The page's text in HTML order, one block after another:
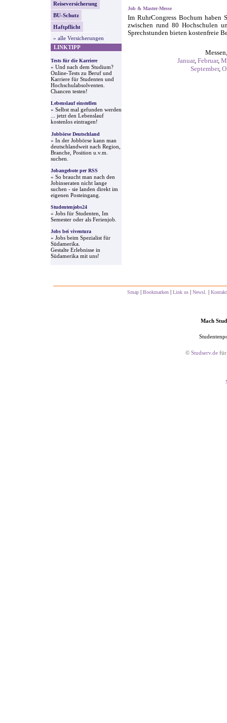
Reiseversicherung
BU-Schutz
Haftpflicht
» alle Versicherungen
LINKTIPP
Tests für die Karriere
» Und nach dem Studium?
Online-Tests zu Beruf und
Karriere für Studenten und
Hochschulabsolventen.
Chancen testen!
Lebenslauf einstellen
» Selbst mal gefunden werden
... jetzt den Lebenslauf
kostenlos eintragen!
Jobbörse Deutschland
» In der Jobbörse kann man
deutschlandweit nach Region,
Branche, Position u.v.m.
suchen.
Jobangebote per RSS
» So braucht man nach den
Jobinseraten nicht lange
suchen - sie landen direkt im
eigenen Posteingang.
Studentenjobs24
» Jobs für Studenten, Im
Semester oder als Ferienjob.
Jobs bei viventura
» Jobs beim Spezialist für
Südamerika.
Gestalte Erlebnisse in
Südamerika mit uns!
Job & Master-Messe
Im RuhrCongress Bochum haben
zwischen rund 80 Hochschulen
Sprechstunden bieten kostenfreie
Januar,Februar,
September,
Smap | Bookmarken | Link us | Newsl. | Kontakt
Mach
© Studserv.de für